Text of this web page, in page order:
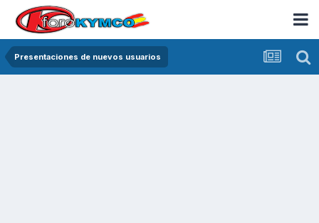
Presentaciones de nuevos usuarios